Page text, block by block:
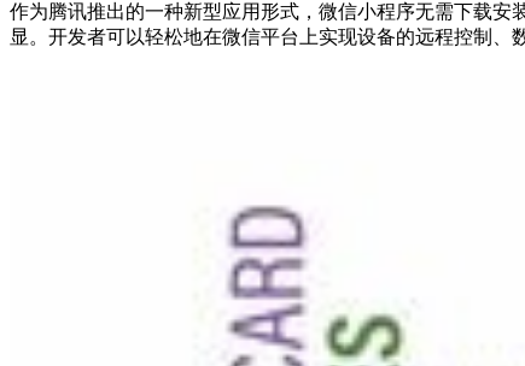
作为腾讯推出的一种新型应用形式，微信小程序无需下载
显。开发者可以轻松地在微信平台上实现设备的远程控制、